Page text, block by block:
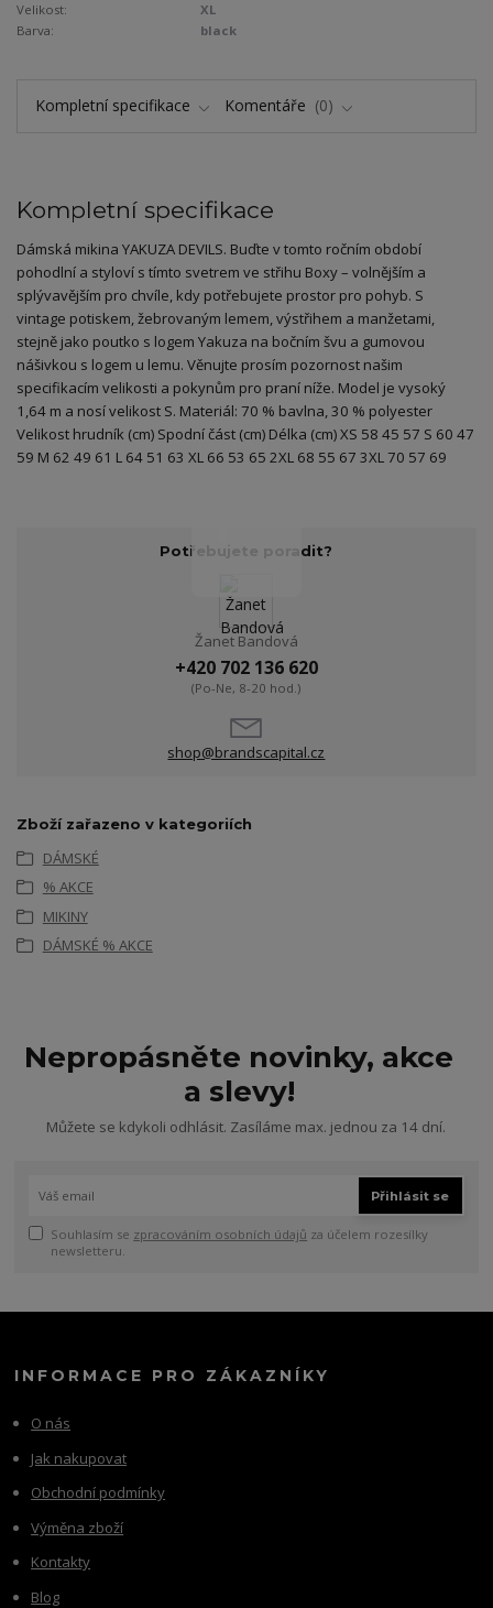
Velikost:
XL
Barva:
black
Kompletní specifikace Komentáře 0
Kompletní specifikace
Dámská mikina YAKUZA DEVILS. Buďte v tomto ročním období
pohodlní a styloví s tímto svetrem ve střihu Boxy – volnějším a
splývavějším pro chvíle, kdy potřebujete prostor pro pohyb. S
vintage potiskem, žebrovaným lemem, výstřihem a manžetami,
stejně jako poutko s logem Yakuza na bočním švu a gumovou
nášivkou s logem u lemu. Věnujte prosím pozornost našim
specifikacím velikosti a pokynům pro praní níže. Model je vysoký
1,64 m a nosí velikost S. Materiál: 70 % bavlna, 30 % polyester
Velikost hrudník (cm) Spodní část (cm) Délka (cm) XS 58 45 57 S 60 47
59 M 62 49 61 L 64 51 63 XL 66 53 65 2XL 68 55 67 3XL 70 57 69
Potřebujete poradit?
Žanet Bandová
+420 702 136 620
(Po-Ne, 8-20 hod.)
shop@brandscapital.cz
Zboží zařazeno v kategoriích
DÁMSKÉ
% AKCE
MIKINY
DÁMSKÉ % AKCE
Nepropásněte novinky, akce
a slevy!
Můžete se kdykoli odhlásit. Zasíláme max. jednou za 14 dní.
Přihlásit se
Souhlasím se zpracováním osobních údajů za účelem rozesílky
newsletteru.
INFORMACE PRO ZÁKAZNÍKY
O nás
Jak nakupovat
Obchodní podmínky
Výměna zboží
Kontakty
Blog